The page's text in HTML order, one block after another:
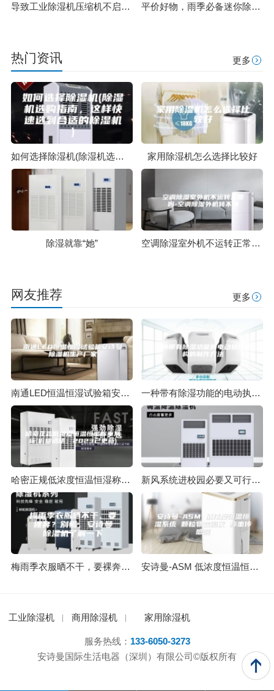
导致工业除湿机压缩机不启动的原因有哪些？ 平价好物，雨季必备迷你除湿机
热门资讯 更多
如何选择除湿机(除湿机选购指南，这样快速选到合适的除湿机) 家用除湿机怎么选择比较好
除湿就靠“她” 空调除湿室外机不运转正常吗-空调除湿外机转不转
网友推荐 更多
南通LED恒温恒湿试验箱安诗曼除湿机生产厂家 一种带有除湿功能的电动执行机构的制作方法
哈密正规低浓度恒温恒湿称重系统(价格透明：2023已更新) 新风系统进校园必要又可行 保护孩子健康呼吸
梅雨季衣服晒不干，要裸奔？别慌，安诗曼除湿机了解一下 安诗曼-ASM 低浓度恒温恒湿系统 颗粒物监测仪 称重传感器
工业除湿机 商用除湿机 家用除湿机
服务热线： 133-6050-3273
安诗曼国际生活电器（深圳）有限公司©版权所有